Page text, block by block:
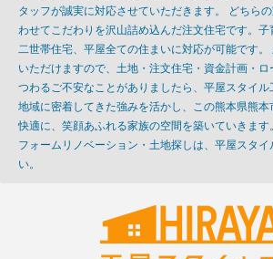
タッフが誠実に対応させていただきます。 どちら
わせてこだわりを沢山詰め込んだ注文住宅です。子
二世帯住宅、平屋全ての住まいに対応が可能です
いただけますので、土地・注文住宅・資金計画・ロ
つわるご不安なことがありましたら、平屋スタイル
地域に密着してきた強みを活かし、この熊本県熊
快適に、笑顔あふれる家族の空間を築いていきます
フォームリノベーション・土地探しは、平屋スタイ
い。